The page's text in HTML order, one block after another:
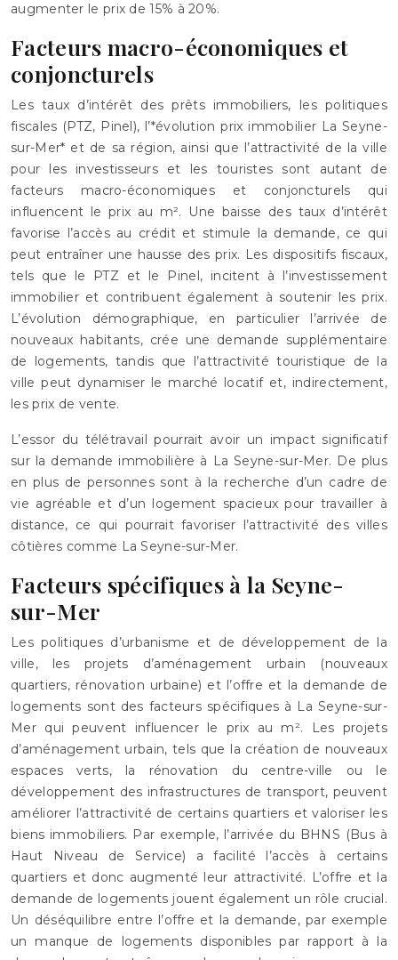
augmenter le prix de 15% à 20%.
Facteurs macro-économiques et
conjoncturels
Les taux d’intérêt des prêts immobiliers, les politiques
fiscales (PTZ, Pinel), l’*évolution prix immobilier La Seyne-
sur-Mer* et de sa région, ainsi que l’attractivité de la ville
pour les investisseurs et les touristes sont autant de
facteurs macro-économiques et conjoncturels qui
influencent le prix au m². Une baisse des taux d’intérêt
favorise l’accès au crédit et stimule la demande, ce qui
peut entraîner une hausse des prix. Les dispositifs fiscaux,
tels que le PTZ et le Pinel, incitent à l’investissement
immobilier et contribuent également à soutenir les prix.
L’évolution démographique, en particulier l’arrivée de
nouveaux habitants, crée une demande supplémentaire
de logements, tandis que l’attractivité touristique de la
ville peut dynamiser le marché locatif et, indirectement,
les prix de vente.
L’essor du télétravail pourrait avoir un impact significatif
sur la demande immobilière à La Seyne-sur-Mer. De plus
en plus de personnes sont à la recherche d’un cadre de
vie agréable et d’un logement spacieux pour travailler à
distance, ce qui pourrait favoriser l’attractivité des villes
côtières comme La Seyne-sur-Mer.
Facteurs spécifiques à la Seyne-
sur-Mer
Les politiques d’urbanisme et de développement de la
ville, les projets d’aménagement urbain (nouveaux
quartiers, rénovation urbaine) et l’offre et la demande de
logements sont des facteurs spécifiques à La Seyne-sur-
Mer qui peuvent influencer le prix au m². Les projets
d’aménagement urbain, tels que la création de nouveaux
espaces verts, la rénovation du centre-ville ou le
développement des infrastructures de transport, peuvent
améliorer l’attractivité de certains quartiers et valoriser les
biens immobiliers. Par exemple, l’arrivée du BHNS (Bus à
Haut Niveau de Service) a facilité l’accès à certains
quartiers et donc augmenté leur attractivité. L’offre et la
demande de logements jouent également un rôle crucial.
Un déséquilibre entre l’offre et la demande, par exemple
un manque de logements disponibles par rapport à la